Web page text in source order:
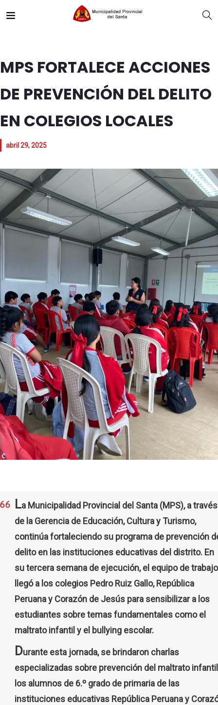
MPS FORTALECE ACCIONES
DE PREVENCIÓN DEL DELITO
EN COLEGIOS LOCALES
abril 29, 2025
La Municipalidad Provincial del Santa (MPS), a través
de la Gerencia de Educación, Cultura y Turismo,
continúa fortaleciendo su programa de prevención
delito en las instituciones educativas del distrito. En
su tercera semana de ejecución, el equipo de trabajo
llegó a los colegios Pedro Ruiz Gallo, República
Peruana y Corazón de Jesús para sensibilizar a los
estudiantes sobre temas fundamentales como el
maltrato infantil y el bullying escolar.
Durante esta jornada, se brindaron charlas
especializadas sobre prevención del maltrato
los alumnos de 6.º grado de primaria de las
instituciones educativas República Peruana y